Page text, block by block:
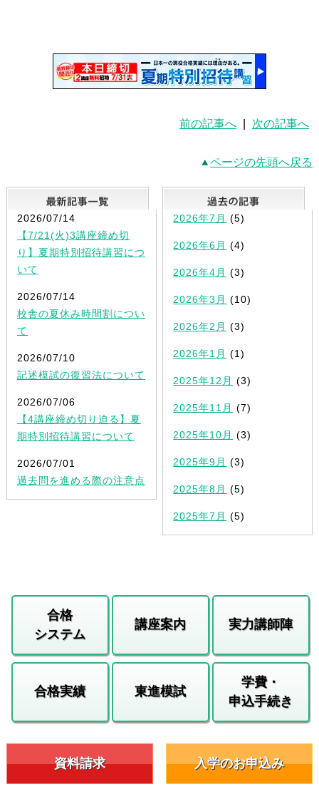
前の記事へ 次の記事へ
ページの先頭へ戻る
最新記事一覧
2026/07/14
【7/21(火)3講座締め切
り】夏期特別招待講習につ
いて
2026/07/14
校舎の夏休み時間割につい
て
2026/07/10
記述模試の復習法について
2026/07/06
【4講座締め切り迫る】夏
期特別招待講習について
2026/07/01
過去問を進める際の注意点
2026年7月 (5)
2026年6月 (4)
2026年4月 (3)
2026年3月 (10)
2026年2月 (3)
2026年1月 (1)
2025年12月 (3)
2025年11月 (7)
2025年10月 (3)
2025年9月 (3)
2025年8月 (5)
2025年7月 (5)
合格
システム
講座案内 実力講師陣
合格実績 東進模試
学費・
申込手続き
資料請求 入学のお申込み